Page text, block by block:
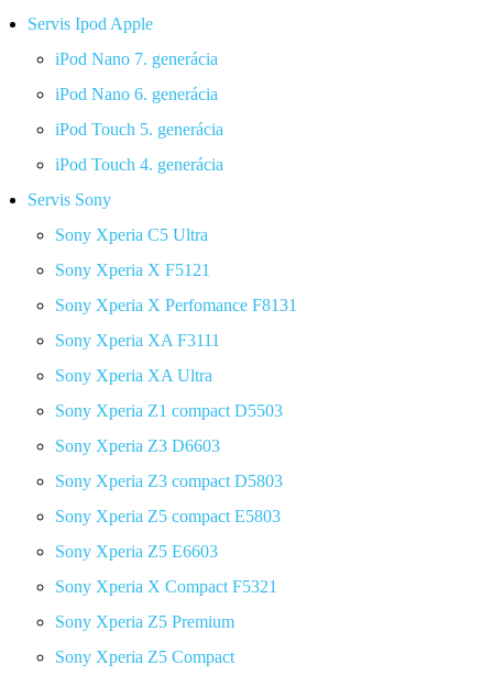
Servis Ipod Apple
iPod Nano 7. generácia
iPod Nano 6. generácia
iPod Touch 5. generácia
iPod Touch 4. generácia
Servis Sony
Sony Xperia C5 Ultra
Sony Xperia X F5121
Sony Xperia X Perfomance F8131
Sony Xperia XA F3111
Sony Xperia XA Ultra
Sony Xperia Z1 compact D5503
Sony Xperia Z3 D6603
Sony Xperia Z3 compact D5803
Sony Xperia Z5 compact E5803
Sony Xperia Z5 E6603
Sony Xperia X Compact F5321
Sony Xperia Z5 Premium
Sony Xperia Z5 Compact